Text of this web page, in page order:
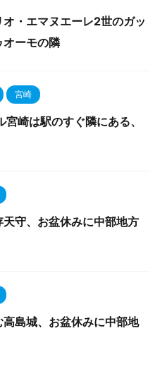
オ・エマヌエーレ2世のガッ
オーモの隣
宮崎
崎は駅のすぐ隣にある、
守、お盆休みに中部地方
島城、お盆休みに中部地